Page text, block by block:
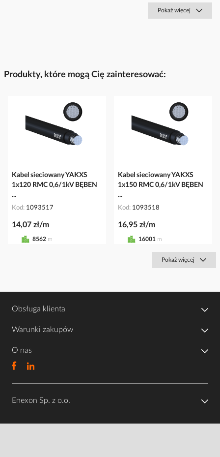
Pokaż więcej
Produkty, które mogą Cię zainteresować:
Kabel sieciowany YAKXS
1x120 RMC 0,6/1kV BĘBEN
...
Kod 1093517
14,07 zł/m
8562 m
Kabel sieciowany YAKXS
1x150 RMC 0,6/1kV BĘBEN
...
Kod 1093518
16,95 zł/m
16001 m
Pokaż więcej
Obsługa klienta
Warunki zakupów
O nas
Enexon Sp. z o.o.